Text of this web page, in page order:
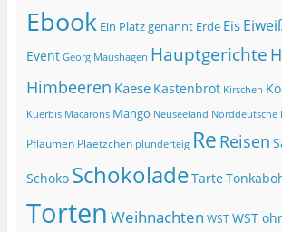
Ebook Ein Platz genannt Erde Eis
Event Georg Maushagen Hauptgerichte
Himbeeren Kaese Kastenbrot Kirschen
Kuerbis Macarons Mango Neuseeland Norddeutsche
Pflaumen Plaetzchen plunderteig Re Reisen
Schoko SchokoladeTarte
Torten Weihnachten WST WST